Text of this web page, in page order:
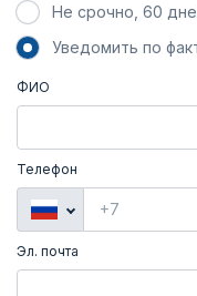
Не срочно, 60
Уведомить по
ФИО
Телефон
Эл. почта